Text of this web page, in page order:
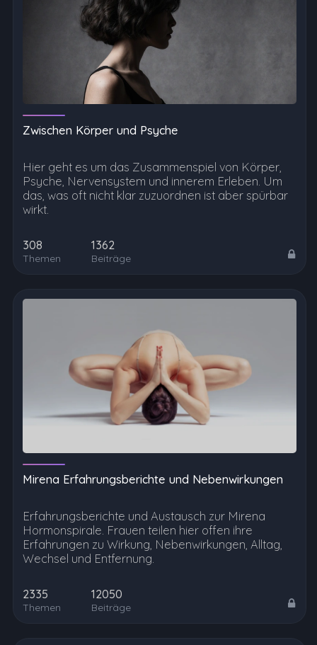
Zwischen Körper und Psyche
Hier geht es um das Zusammenspiel von Körper,
Psyche, Nervensystem und innerem Erleben. Um
das, was oft nicht klar zuzuordnen ist aber spürbar
wirkt.
308
Themen
1362
Beiträge
Mirena Erfahrungsberichte und Nebenwirkungen
Erfahrungsberichte und Austausch zur Mirena
Hormonspirale. Frauen teilen hier offen ihre
Erfahrungen zu Wirkung, Nebenwirkungen, Alltag,
Wechsel und Entfernung.
2335
Themen
12050
Beiträge